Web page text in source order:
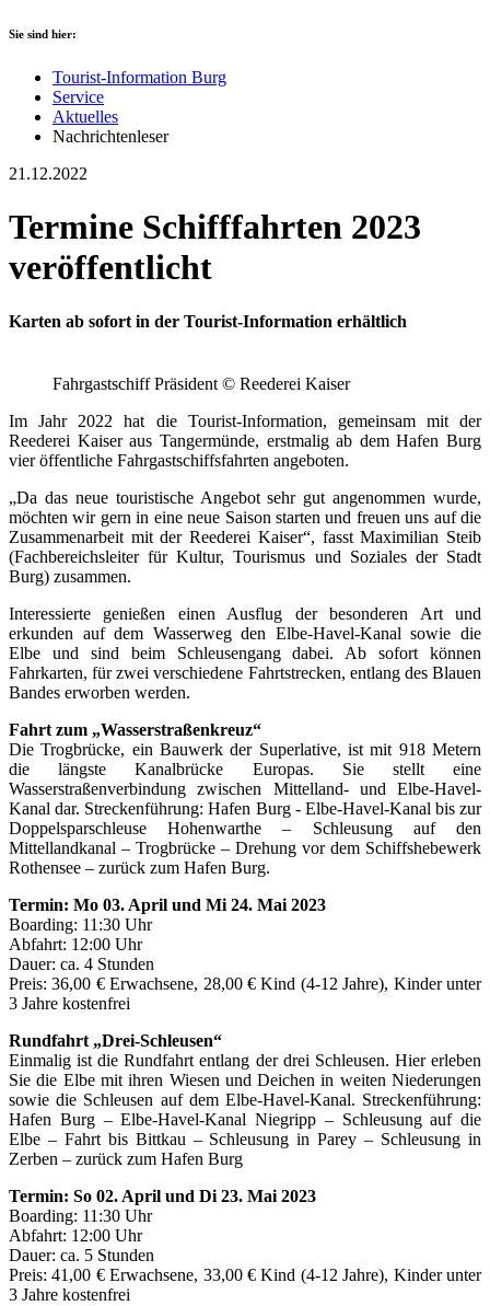
Sie sind hier:
Tourist-Information Burg
Service
Aktuelles
Nachrichtenleser
21.12.2022
Termine Schifffahrten 2023
veröffentlicht
Karten ab sofort in der Tourist-Information erhältlich
Fahrgastschiff Präsident © Reederei Kaiser
Im Jahr 2022 hat die Tourist-Information, gemeinsam mit der
Reederei Kaiser aus Tangermünde, erstmalig ab dem Hafen Burg
vier öffentliche Fahrgastschiffsfahrten angeboten.
„Da das neue touristische Angebot sehr gut angenommen wurde,
möchten wir gern in eine neue Saison starten und freuen uns auf die
Zusammenarbeit mit der Reederei Kaiser“, fasst Maximilian Steib
(Fachbereichsleiter für Kultur, Tourismus und Soziales der Stadt
Burg) zusammen.
Interessierte genießen einen Ausflug der besonderen Art und
erkunden auf dem Wasserweg den Elbe-Havel-Kanal sowie die
Elbe und sind beim Schleusengang dabei. Ab sofort können
Fahrkarten, für zwei verschiedene Fahrtstrecken, entlang des Blauen
Bandes erworben werden.
Fahrt zum „Wasserstraßenkreuz“
Die Trogbrücke, ein Bauwerk der Superlative, ist mit 918 Metern
die längste Kanalbrücke Europas. Sie stellt eine
Wasserstraßenverbindung zwischen Mittelland- und Elbe-Havel-
Kanal dar. Streckenführung: Hafen Burg - Elbe-Havel-Kanal bis zur
Doppelsparschleuse Hohenwarthe – Schleusung auf den
Mittellandkanal – Trogbrücke – Drehung vor dem Schiffshebewerk
Rothensee – zurück zum Hafen Burg.
Termin: Mo 03. April und Mi 24. Mai 2023
Boarding: 11:30 Uhr
Abfahrt: 12:00 Uhr
Dauer: ca. 4 Stunden
Preis: 36,00 € Erwachsene, 28,00 € Kind (4-12 Jahre), Kinder unter
3 Jahre kostenfrei
Rundfahrt „Drei-Schleusen“
Einmalig ist die Rundfahrt entlang der drei Schleusen. Hier erleben
Sie die Elbe mit ihren Wiesen und Deichen in weiten Niederungen
sowie die Schleusen auf dem Elbe-Havel-Kanal. Streckenführung:
Hafen Burg – Elbe-Havel-Kanal Niegripp – Schleusung auf die
Elbe – Fahrt bis Bittkau – Schleusung in Parey – Schleusung in
Zerben – zurück zum Hafen Burg
Termin: So 02. April und Di 23. Mai 2023
Boarding: 11:30 Uhr
Abfahrt: 12:00 Uhr
Dauer: ca. 5 Stunden
Preis: 41,00 € Erwachsene, 33,00 € Kind (4-12 Jahre), Kinder unter
3 Jahre kostenfrei